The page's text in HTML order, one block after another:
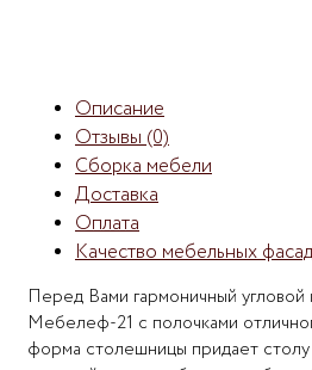
Описание
Отзывы (0)
Сборка мебели
Доставка
Оплата
Качество мебельных
Перед Вами гармоничный
Мебелеф-21 с полочками
форма столешницы придает